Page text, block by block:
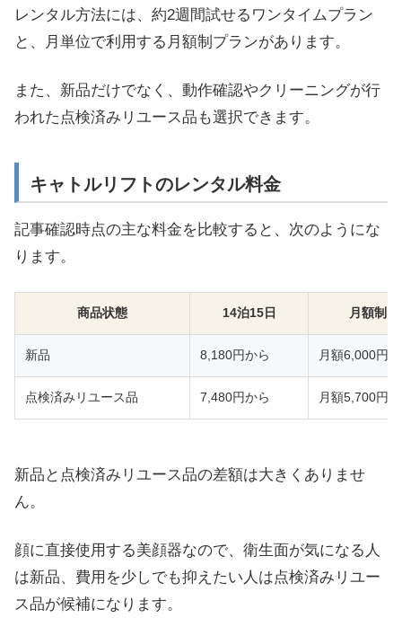
レンタル方法には、約2週間試せるワンタイムプラン
と、月単位で利用する月額制プランがあります。
また、新品だけでなく、動作確認やクリーニングが行
われた点検済みリユース品も選択できます。
キャトルリフトのレンタル料金
記事確認時点の主な料金を比較すると、次のようにな
ります。
商品状態 14泊15日 月額制
新品 8,180円から 月額6,000円
点検済みリユース品 7,480円から 月額5,700円
新品と点検済みリユース品の差額は大きくありませ
ん。
顔に直接使用する美顔器なので、衛生面が気になる人
は新品、費用を少しでも抑えたい人は点検済みリユー
ス品が候補になります。